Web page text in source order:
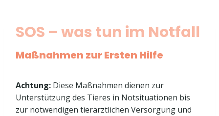
SOS – was tun im Notfall
Maßnahmen zur Ersten Hilfe
Achtung: Diese Maßnahmen dienen zur
Unterstützung des Tieres in Notsituationen bis
zur notwendigen tierärztlichen Versorgung und